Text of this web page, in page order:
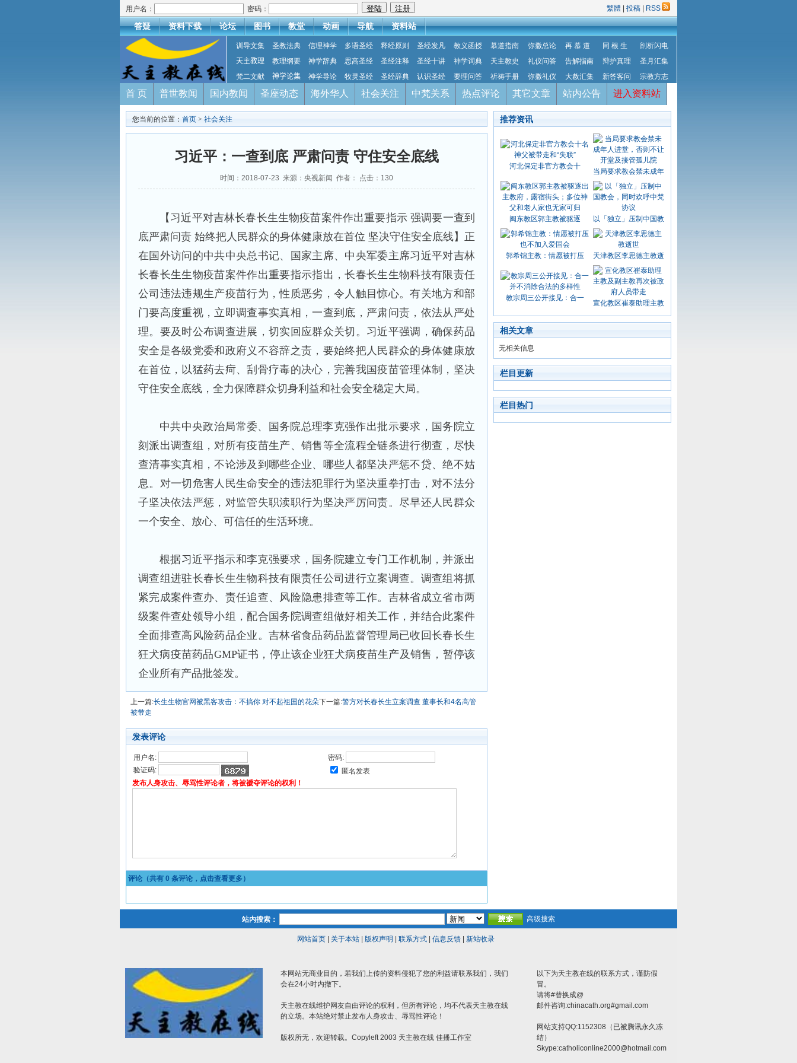
用户名： 密码： 繁體 投稿 RSS
答疑 资料下载 论坛 图书 教堂 动画 导航 资料站
训导文集 圣教法典 信理神学 多语圣经 释经原则 圣经发凡 教义函授 慕道指南 弥撒总论 再 慕 道 同 根 生
剖析闪电
天主教理
教理纲要 神学辞典 思高圣经 圣经注释 圣经十讲 神学词典 天主教史 礼仪问答 告解指南 辩护真理
圣月汇集
梵二文献
神学论集 神学导论 牧灵圣经 圣经辞典 认识圣经 要理问答 祈祷手册 弥撒礼仪 大赦汇集 新答客问 宗教方志
首 页 普世教闻 国内教闻 圣座动态 海外华人 社会关注 中梵关系 热点评论 其它文章 站内公告 进入资料站
您当前的位置： 首页 > 社会关注
习近平：一查到底 严肃问责 守住安全底线
时间：2018-07-23 来源：央视新闻 作者： 点击： 130
【习近平对吉林长春长生生物疫苗案件作出重要指示 强调要一查到
底严肃问责 始终把人民群众的身体健康放在首位 坚决守住安全底线】正
在国外访问的中共中央总书记、国家主席、中央军委主席习近平对吉林
长春长生生物疫苗案件作出重要指示指出，长春长生生物科技有限责任
公司违法违规生产疫苗行为，性质恶劣，令人触目惊心。有关地方和部
门要高度重视，立即调查事实真相，一查到底，严肃问责，依法从严处
理。要及时公布调查进展，切实回应群众关切。习近平强调，确保药品
安全是各级党委和政府义不容辞之责，要始终把人民群众的身体健康放
在首位，以猛药去疴、刮骨疗毒的决心，完善我国疫苗管理体制，坚决
守住安全底线，全力保障群众切身利益和社会安全稳定大局。
中共中央政治局常委、国务院总理李克强作出批示要求，国务院立
刻派出调查组，对所有疫苗生产、销售等全流程全链条进行彻查，尽快
查清事实真相，不论涉及到哪些企业、哪些人都坚决严惩不贷、绝不姑
息。对一切危害人民生命安全的违法犯罪行为坚决重拳打击，对不法分
子坚决依法严惩，对监管失职渎职行为坚决严厉问责。尽早还人民群众
一个安全、放心、可信任的生活环境。
根据习近平指示和李克强要求，国务院建立专门工作机制，并派出
调查组进驻长春长生生物科技有限责任公司进行立案调查。调查组将抓
紧完成案件查办、责任追查、风险隐患排查等工作。吉林省成立省市两
级案件查处领导小组，配合国务院调查组做好相关工作，并结合此案件
全面排查高风险药品企业。吉林省食品药品监督管理局已收回长春长生
狂犬病疫苗药品GMP证书，停止该企业狂犬病疫苗生产及销售，暂停该
企业所有产品批签发。
上一篇:长生生物官网被黑客攻击：不搞你 对不起祖国的花朵下一篇:警方对长春长生立案调查 董事长和4名高管
被带走
发表评论
用户名:
密码:
验证码:
匿名发表
发布人身攻击、辱骂性评论者，将被褫夺评论的权利！
评论（共有 0 条评论，点击查看更多）
推荐资讯
河北保定非官方教会十
当局要求教会禁未成年
闽东教区郭主教被驱逐 以「独立」压制中国教
郭希锦主教：情愿被打压 天津教区李思德主教逝
教宗周三公开接见：合一
宣化教区崔泰助理主教
相关文章
无相关信息
栏目更新
栏目热门
站内搜索： 高级搜索
网站首页| 关于本站| 版权声明 联系方式| 信息反馈| 新站收录
本网站无商业目的，若我们上传的资料侵犯了您的利益请联系我们，我们
会在24小时内撤下。
天主教在线维护网友自由评论的权利，但所有评论，均不代表天主教在线
的立场。本站绝对禁止发布人身攻击、辱骂性评论！
版权所无，欢迎转载。Copyleft 2003 天主教在线 佳播工作室
以下为天主教在线的联系方式，谨防假
冒。
请将#替换成@
邮件咨询:chinacath.org#gmail.com
网站支持QQ:1152308（已被腾讯永久冻
结）
Skype:catholiconline2000@hotmail.com